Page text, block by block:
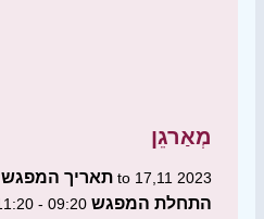
מְאַרגֵן
תאריך המפגש 17,11 2023 to 17,11 2023
התחלת המפגש 09:20 - 11:20